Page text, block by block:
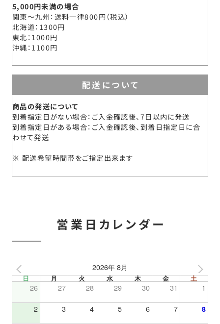
5,000円未満の場合
関東～九州 送料一律800円（税込）
北海道 1300円
東北 1000円
沖縄 1100円
配送について
商品の発送について
到着指定日がない場合：ご入金確認後、7日以内に発送
到着指定日がある場合：ご入金確認後、到着日指定日に合
わせて発送
配送希望時間帯をご指定出来ます
営業日カレンダー
2026年 8月
日 月 火 水 木 金 土
26 27 28 29 30 31 1
2 3 4 5 6 7 8